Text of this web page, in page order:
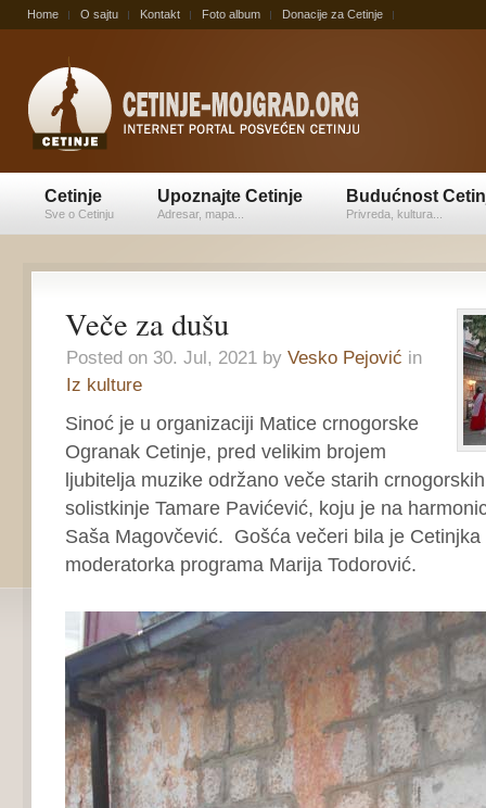
Home O sajtu Kontakt Foto album Donacije za Cetinje
Cetinje
Sve o Cetinju
Upoznajte Cetinje
Adresar, mapa...
Budućnost
Privreda, kultura...
Veče za dušu
Posted on 30. Jul, 2021 by Vesko Pejović in
Iz kulture
Sinoć je u organizaciji Matice crnogorske
Ogranak Cetinje, pred velikim brojem
ljubitelja muzike održano veče starih
solistkinje Tamare Pavićević, koju je na
Saša Magovčević. Gošća večeri bila je
moderatorka programa Marija Todorović.